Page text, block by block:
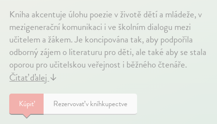
Kniha akcentuje úlohu poezie v životě dětí a mládeže, v
mezigenerační komunikaci i ve školním dialogu mezi
učitelem a žákem. Je koncipována tak, aby podpořila
odborný zájem o literaturu pro děti, ale také aby se stala
oporou pro učitelskou veřejnost i běžného čtenáře.
Čítať ďalej↓
Kúpiť Rezervovať v kníhkupectve